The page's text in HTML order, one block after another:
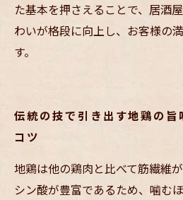
た基本を押さえることで、居酒
わいが格段に向上し、お客様の
す。
伝統の技で引き出す地鶏の旨
コツ
地鶏は他の鶏肉と比べて筋繊維
シン酸が豊富であるため、噛む